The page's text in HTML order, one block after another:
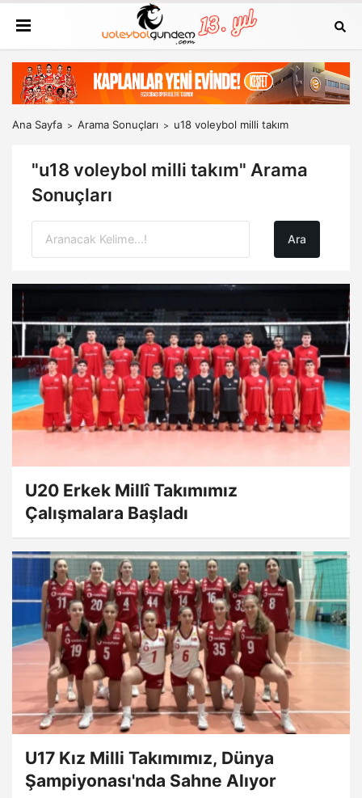
Ana Sayfa Arama Sonuçları u18 voleybol milli takım
"u18 voleybol milli takım" Arama
Sonuçları
U20 Erkek Millî Takımımız
Çalışmalara Başladı
U17 Kız Milli Takımımız, Dünya
Şampiyonası'nda Sahne Alıyor